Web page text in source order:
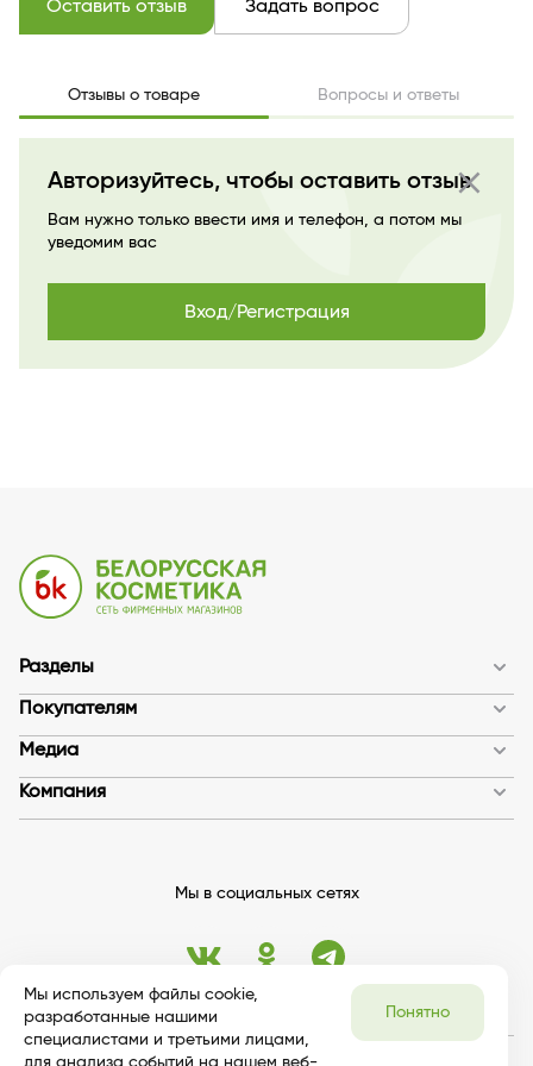
Эффект / Свойство
гладкость и упругость
Тип продукта
Оставить отзыв Задать вопрос
Отзывы о товаре Вопросы и ответы
close
Авторизуйтесь, чтобы оставить отзыв
Вам нужно только ввести имя и телефон, а потом мы
уведомим вас
Вход/Регистрация
Разделы
Покупателям
Медиа
Компания
Мы в социальных сетях
Мы используем файлы cookie,
разработанные нашими
специалистами и третьими лицами,
для анализа событий на нашем веб-
Понятно